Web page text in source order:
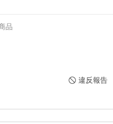
品
違反報告